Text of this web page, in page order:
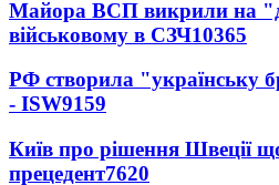
Майора ВСП викрили на
військовому в СЗЧ10365
РФ створила "українську
- ISW9159
Київ про рішення Швеції
прецедент7620